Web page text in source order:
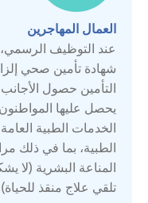
العمال المهاجرين
عند التوظيف
شهادة تأمين صحي
التأمين حصول
يحصل عليها
الخدمات الطبية
الطبية، بما في ذلك
المناعة البشرية (لا
تلقي علاج منقذ
الدنمارك
السويد
المملكة المتحدة
النمسا